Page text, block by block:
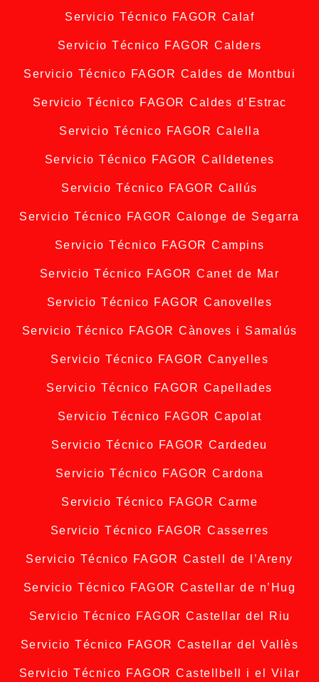
Servicio Técnico FAGOR Calaf
Servicio Técnico FAGOR Calders
Servicio Técnico FAGOR Caldes de Montbui
Servicio Técnico FAGOR Caldes d’Estrac
Servicio Técnico FAGOR Calella
Servicio Técnico FAGOR Calldetenes
Servicio Técnico FAGOR Callús
Servicio Técnico FAGOR Calonge de Segarra
Servicio Técnico FAGOR Campins
Servicio Técnico FAGOR Canet de Mar
Servicio Técnico FAGOR Canovelles
Servicio Técnico FAGOR Cànoves i Samalús
Servicio Técnico FAGOR Canyelles
Servicio Técnico FAGOR Capellades
Servicio Técnico FAGOR Capolat
Servicio Técnico FAGOR Cardedeu
Servicio Técnico FAGOR Cardona
Servicio Técnico FAGOR Carme
Servicio Técnico FAGOR Casserres
Servicio Técnico FAGOR Castell de l’Areny
Servicio Técnico FAGOR Castellar de n’Hug
Servicio Técnico FAGOR Castellar del Riu
Servicio Técnico FAGOR Castellar del Vallès
Servicio Técnico FAGOR Castellbell i el Vilar